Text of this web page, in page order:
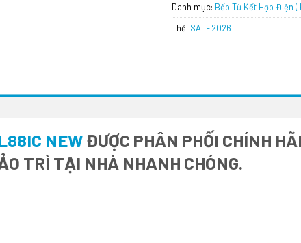
Danh mục: Bếp Từ Kết Hợp Điện (
Thẻ: SALE2026
NEWĐƯỢC PHÂN PHỐI CHÍNH
TRÌ TẠI NHÀ NHANH CHÓNG.